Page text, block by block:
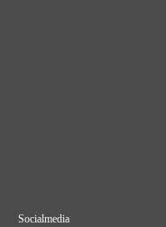
Socialmedia